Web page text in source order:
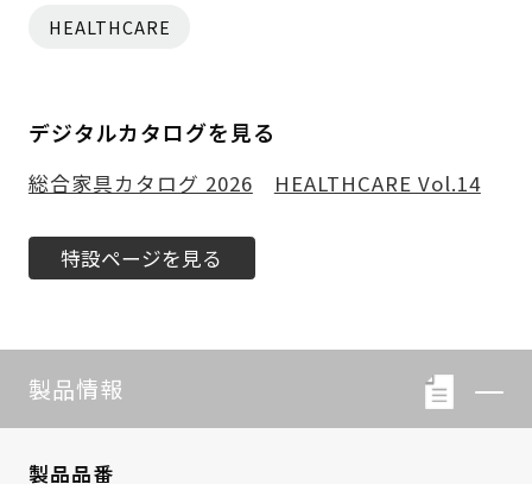
HEALTHCARE
デジタルカタログを見る
総合家具カタログ 2026 HEALTHCARE Vol.14
特設ページを見る
製品情報
製品品番